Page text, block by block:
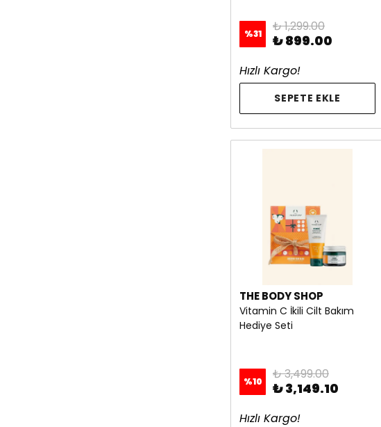
%31 ₺ 1,299.00
₺ 899.00
Hızlı Kargo!
SEPETE EKLE
THE BODY SHOP
Vitamin C İkili Cilt Bakım
Hediye Seti
%10 ₺ 3,499.00
₺ 3,149.10
Hızlı Kargo!